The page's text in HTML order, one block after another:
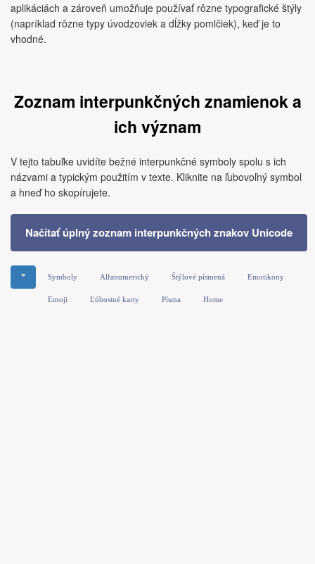
aplikáciách a zároveň umožňuje používať rôzne typografické štýly
(napríklad rôzne typy úvodzoviek a dĺžky pomlčiek), keď je to
vhodné.
Zoznam interpunkčných znamienok a
ich význam
V tejto tabuľke uvidíte bežné interpunkčné symboly spolu s ich
názvami a typickým použitím v texte. Kliknite na ľubovoľný symbol
a hneď ho skopírujete.
Načítať úplný zoznam interpunkčných znakov Unicode
❞ Symboly Alfanumerický Štýlové písmená Emotikony
Emoji Ľúbostné karty Písma Home